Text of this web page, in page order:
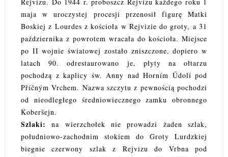
maja w uroczystej procesji przenosił figurę Matki
Boskiej z Lourdes z kościoła w Rejvizie do groty, a 31
października z powrotem wracała do kościoła. Miejsce
po II wojnie światowej zostało zniszczone, dopiero w
latach 90. odrestaurowano je, płyty na ołtarzu
pochodzą z kaplicy św. Anny nad Horním Údolí pod
Příčným Vrchem. Nazwa szczytu z pewnością pochodzi
od nieodległego średniowiecznego zamku obronnego
Koberšejn.
Szlaki:
na wierzchołek nie prowadzi żaden szlak,
południowo-zachodnim stokiem do Groty Lurdzkiej
biegnie czerwony szlak z Rejvizu do Vrbna pod